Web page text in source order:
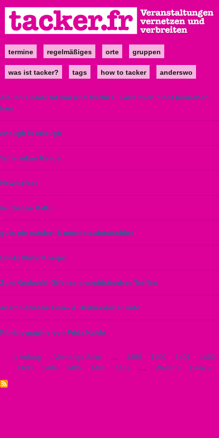
zum
Inhalt
Maintermine regelmäßiges orte gruppen
was ist tacker? tags how to tacker anderswo
Als ich einmal tot war und Martin L. Gore mich nicht besuchen
kam
enough is enough
Schernikau Revue
Newrozfest
kurdische VoKü
guts pie earshot & mondstaubmaschine
Blinki Blinki Kneipe
Zum Kuckuck! Offenes anarchistisches Treffen
anarchistische Lese- & Diskussionsrunde
Filmbiographie von Frida Kahlo
Seitennummerierung
Erste
Seite
« Anfang
Vorherige
Seite
‹ Vorherige Seite Seite
1399 Seite
1400 Seite
1401 Seite
1402
Aktuelle
1403 Seite
1404 Seite
1405 Seite
1406 Seite
1407
Nächste
Weiter >
Letzte
Ende »